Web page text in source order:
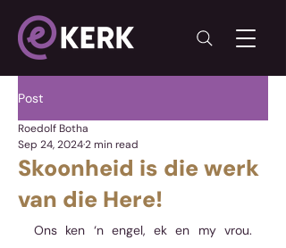
Post
Skoonheid is die werk
van die Here!
Roedolf Botha
Sep 24, 20242 min read
Ons ken ‘n engel, ek en my vrou.